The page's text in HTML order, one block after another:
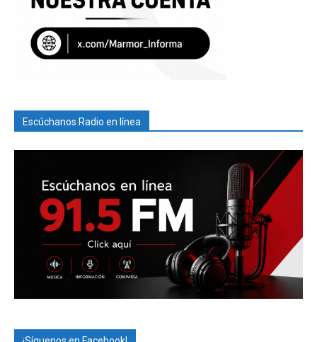
Escúchanos Radio en línea